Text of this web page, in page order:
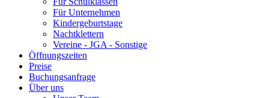
Für Unternehmen
Kindergeburtstage
Nachtklettern
Vereine - JGA - Sonstige
Öffnungszeiten
Preise
Buchungsanfrage
Über uns